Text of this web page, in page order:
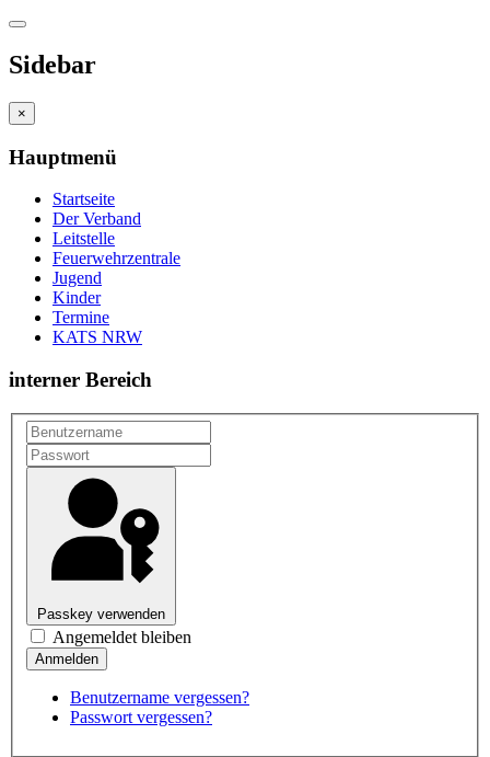
Sidebar
×
Hauptmenü
Startseite
Der Verband
Leitstelle
Feuerwehrzentrale
Jugend
Kinder
Termine
KATS NRW
interner Bereich
Passkey verwenden
Angemeldet bleiben
Benutzername vergessen?
Passwort vergessen?